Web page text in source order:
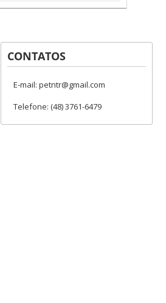
CONTATOS
E-mail: petntr@gmail.com
Telefone: (48) 3761-6479